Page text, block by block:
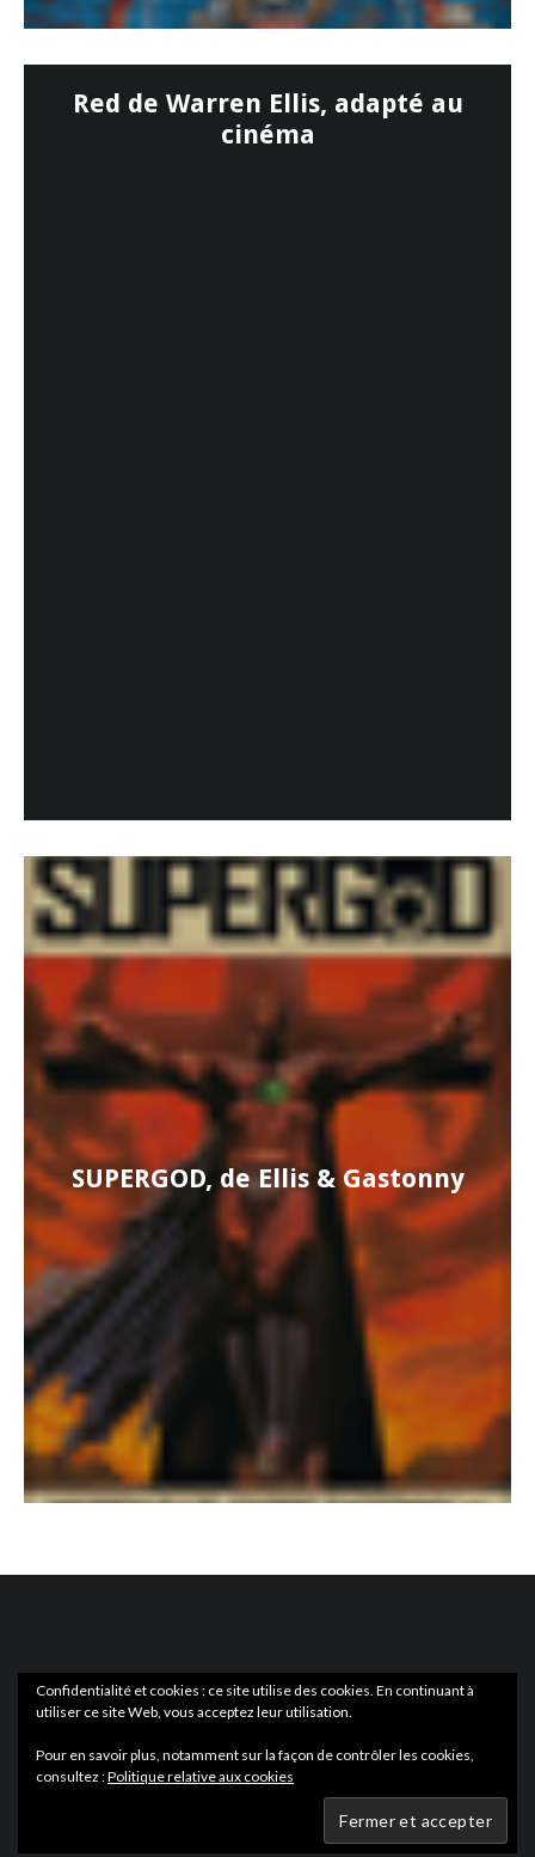
Red de Warren Ellis, adapté au
cinéma
SUPERGOD, de Ellis & Gastonny
Confidentialité et cookies : ce site utilise des cookies. En continuant à
utiliser ce site Web, vous acceptez leur utilisation.
Pour en savoir plus, notamment sur la façon de contrôler les cookies,
consultez :Politique relative aux cookies